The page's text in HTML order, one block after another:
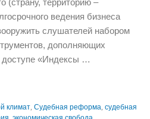
(страну, территорию –
ведения бизнеса
слушателей набором
дополняющих
доступе «Индексы …
климат, Судебная реформа, судебная